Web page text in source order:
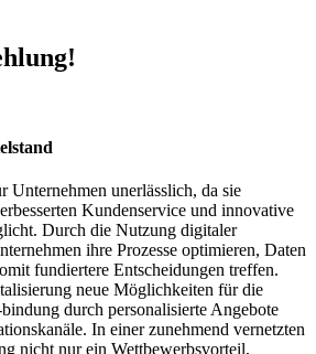
unerlässlich, da sie
Kundenservice und innovative
Durch die Nutzung digitaler
ihre Prozesse optimieren, Daten
fundiertere Entscheidungen treffen.
neue Möglichkeiten für die
durch personalisierte Angebote
In einer zunehmend vernetzten
nicht nur ein Wettbewerbsvorteil,